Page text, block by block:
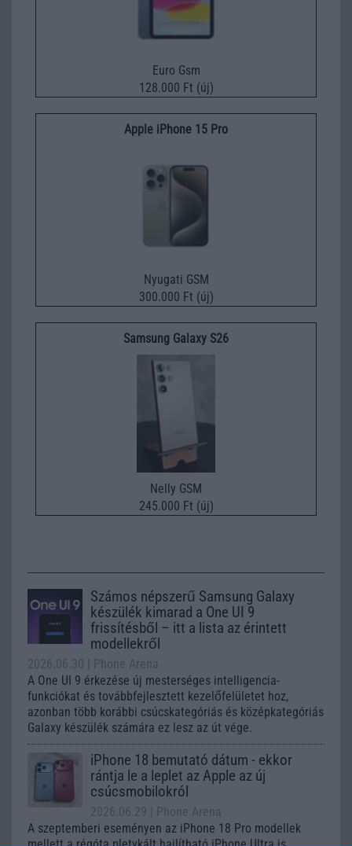
Euro Gsm
128.000 Ft (új)
Apple iPhone 15 Pro
Nyugati GSM
300.000 Ft (új)
Samsung Galaxy S26
Nelly GSM
245.000 Ft (új)
Számos népszerű Samsung Galaxy
készülék kimarad a One UI 9
frissítésből – itt a lista az érintett
modellekről
2026.06.30
| Phone Arena
A One UI 9 érkezése új mesterséges intelligencia-
funkciókat és továbbfejlesztett kezelőfelületet hoz,
azonban több korábbi csúcskategóriás és középkategóriás
Galaxy készülék számára ez lesz az út vége.
iPhone 18 bemutató dátum - ekkor
rántja le a leplet az Apple az új
csúcsmobilokról
2026.06.29
| Phone Arena
A szeptemberi eseményen az iPhone 18 Pro modellek